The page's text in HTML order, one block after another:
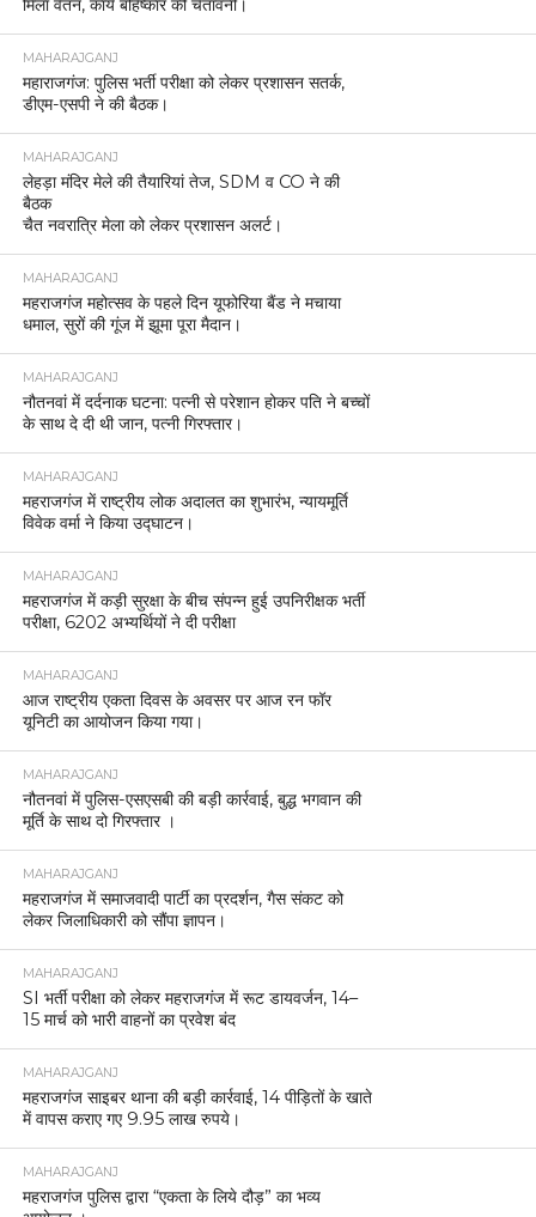
मिला वेतन, कार्य बहिष्कार की चेतावनी।
MAHARAJGANJ
महाराजगंज: पुलिस भर्ती परीक्षा को लेकर प्रशासन सतर्क,
डीएम-एसपी ने की बैठक।
MAHARAJGANJ
लेहड़ा मंदिर मेले की तैयारियां तेज, SDM व CO ने की
बैठक
चैत नवरात्रि मेला को लेकर प्रशासन अलर्ट।
MAHARAJGANJ
महराजगंज महोत्सव के पहले दिन यूफोरिया बैंड ने मचाया
धमाल, सुरों की गूंज में झूमा पूरा मैदान।
MAHARAJGANJ
नौतनवां में दर्दनाक घटना: पत्नी से परेशान होकर पति ने बच्चों
के साथ दे दी थी जान, पत्नी गिरफ्तार।
MAHARAJGANJ
महराजगंज में राष्ट्रीय लोक अदालत का शुभारंभ, न्यायमूर्ति
विवेक वर्मा ने किया उद्घाटन।
MAHARAJGANJ
महराजगंज में कड़ी सुरक्षा के बीच संपन्न हुई उपनिरीक्षक भर्ती
परीक्षा, 6202 अभ्यर्थियों ने दी परीक्षा
MAHARAJGANJ
आज राष्ट्रीय एकता दिवस के अवसर पर आज रन फॉर
यूनिटी का आयोजन किया गया।
MAHARAJGANJ
नौतनवां में पुलिस-एसएसबी की बड़ी कार्रवाई, बुद्ध भगवान की
मूर्ति के साथ दो गिरफ्तार ।
MAHARAJGANJ
महराजगंज में समाजवादी पार्टी का प्रदर्शन, गैस संकट को
लेकर जिलाधिकारी को सौंपा ज्ञापन।
MAHARAJGANJ
SI भर्ती परीक्षा को लेकर महराजगंज में रूट डायवर्जन, 14–
15 मार्च को भारी वाहनों का प्रवेश बंद
MAHARAJGANJ
महराजगंज साइबर थाना की बड़ी कार्रवाई, 14 पीड़ितों के खाते
में वापस कराए गए 9.95 लाख रुपये।
MAHARAJGANJ
महराजगंज पुलिस द्वारा “एकता के लिये दौड़” का भव्य